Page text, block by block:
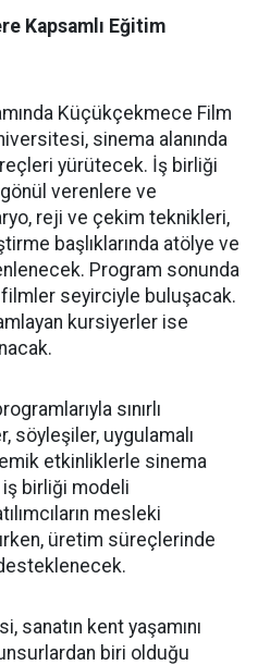
Kapsamlı Eğitim
Küçükçekmece Film
sinema alanında
yürütecek. İş birliği
verenlere ve
reji ve çekim teknikleri,
başlıklarında atölye ve
Program sonunda
filmler seyirciyle buluşacak.
kursiyerler ise
sınırlı
söyleşiler, uygulamalı
etkinliklerle sinema
iş birliği modeli
mesleki
üretim süreçlerinde
sanatın kent yaşamını
biri olduğu